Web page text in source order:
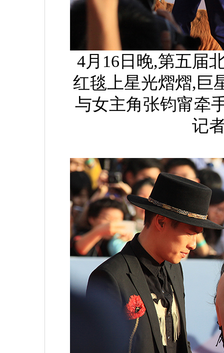
4月16日晚,第五届
红毯上星光熠熠,巨
与女主角张钧甯牵
记